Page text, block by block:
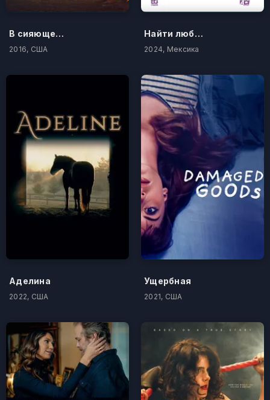
В сияющем городе
2016, США
Найти любовь в Систерс
2024, Мексика
Аделина
2022, США
Ущербная
2021, США